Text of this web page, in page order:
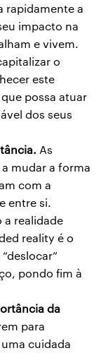
rapidamente a
impacto na
e vivem.
o
este
possa atuar
dos seus
As
mudar a forma
com a
entre si.
a realidade
reality é o
pondo fim à
da
para
cuidada